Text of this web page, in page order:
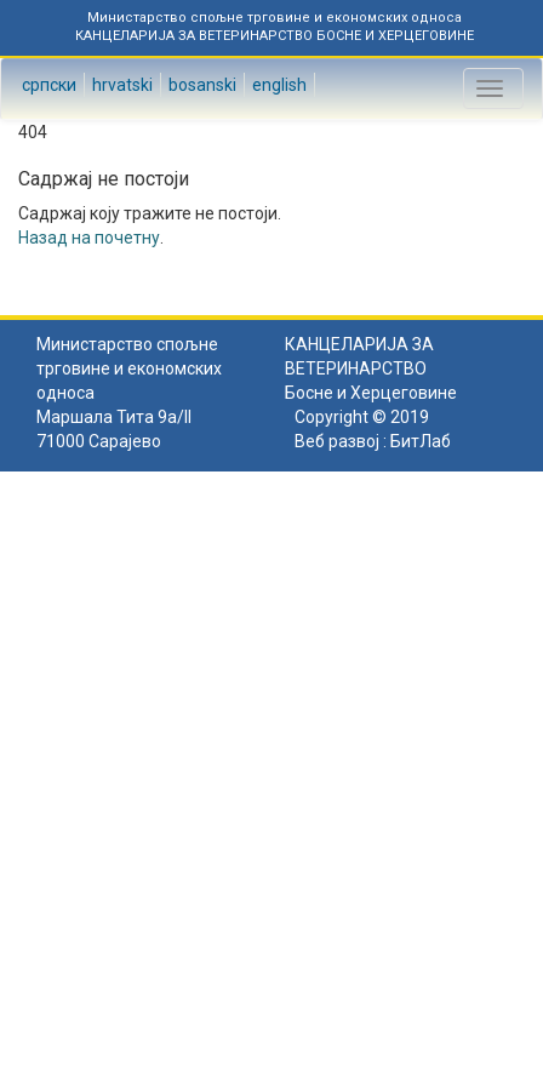
Министарство спољне трговине и економских односа
КАНЦЕЛАРИЈА ЗА ВЕТЕРИНАРСТВО БОСНЕ И ХЕРЦЕГОВИНЕ
српски hrvatski bosanski english
Toggle
404
Садржај не постоји
Садржај коју тражите не постоји.
Назад на почетну
Министарство спољне
трговине и економских
односа
КАНЦЕЛАРИЈА ЗА
ВЕТЕРИНАРСТВО
Босне и Херцеговине
Маршала Тита 9а/II
71000 Сарајево
Copyright © 2019
Веб развој : БитЛаб